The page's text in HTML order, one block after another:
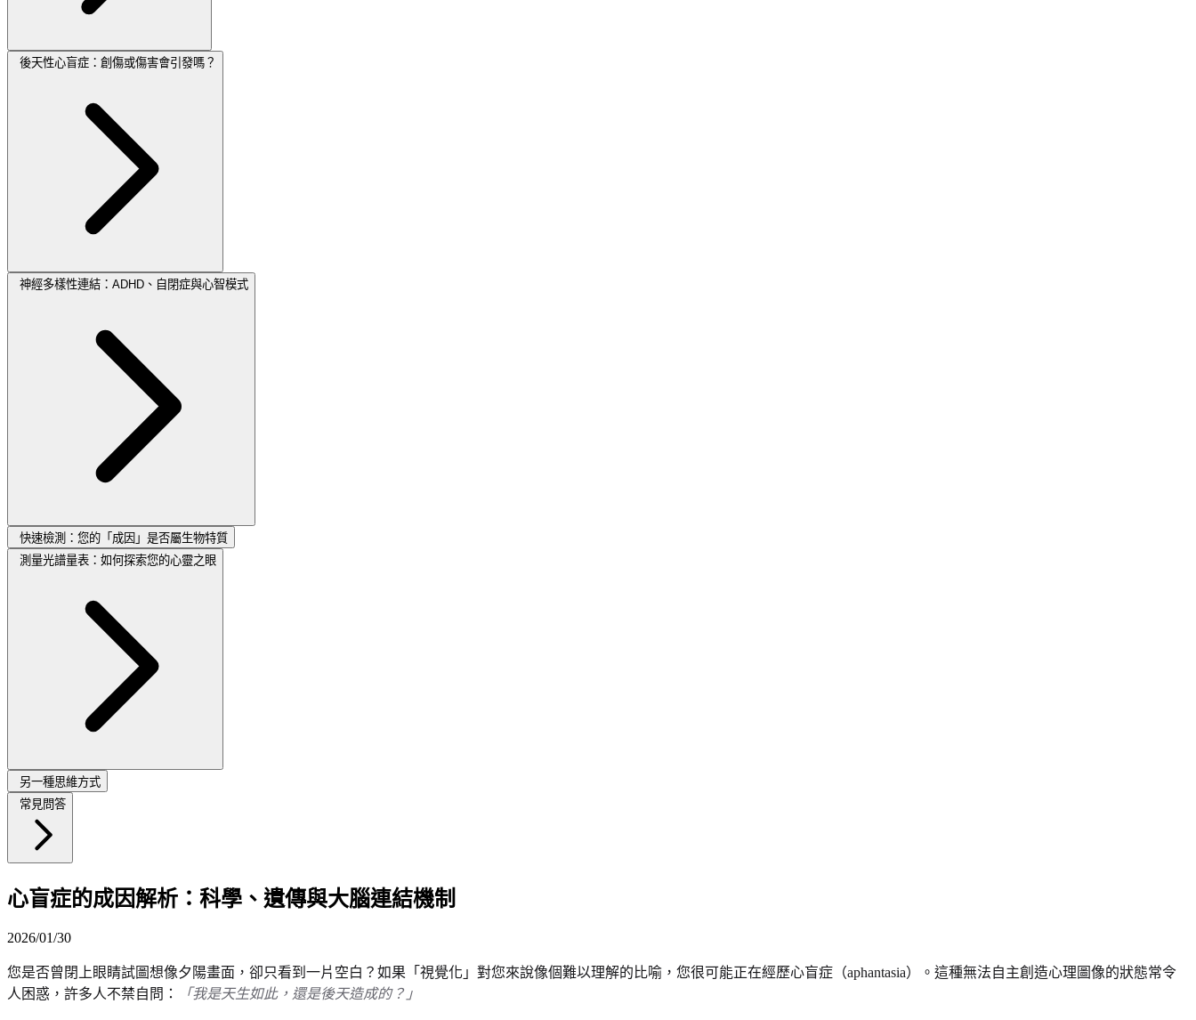
後天性心盲症：創傷或傷害會引發嗎？
神經多樣性連結：ADHD、自閉症與心智模式
快速檢測：您的「成因」是否屬生物特質
測量光譜量表：如何探索您的心靈之眼
另一種思維方式
常見問答
心盲症的成因解析：科學、遺傳與大腦連結機制
2026/01/30
您是否曾閉上眼睛試圖想像夕陽畫面，卻只看到一片空白？如果「視覺化」對您來說像個難以理解的比喻，您很可能正在經歷心盲症（aphantasia）。這種無法自主創造心理圖像的狀態常令
人困惑，許多人不禁自問：
「我是天生如此，還是後天造成的？」